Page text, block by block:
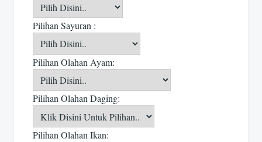
Pilihan Sayuran :
Pilihan Olahan Ayam:
Pilihan Olahan Daging:
Pilihan Olahan Ikan: